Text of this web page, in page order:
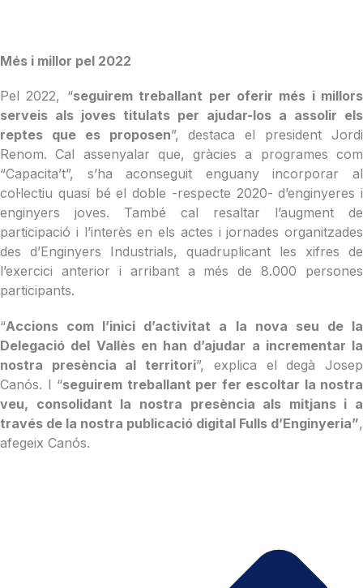
Més i millor pel 2022
Pel 2022, “seguirem treballant per oferir més i millors
serveis als joves titulats per ajudar-los a assolir els
reptes que es proposen”, destaca el president Jordi
Renom. Cal assenyalar que, gràcies a programes com
“Capacita’t”, s’ha aconseguit enguany incorporar al
col·lectiu quasi bé el doble -respecte 2020- d’enginyeres i
enginyers joves. També cal resaltar l’augment de
participació i l’interès en els actes i jornades organitzades
des d’Enginyers Industrials, quadruplicant les xifres de
l’exercici anterior i arribant a més de 8.000 persones
participants.
“Accions com l’inici d’activitat a la nova seu de la
Delegació del Vallès en han d’ajudar a incrementar la
nostra presència al territori”, explica el degà Josep
Canós. I “seguirem treballant per fer escoltar la nostra
veu, consolidant la nostra presència als mitjans i a
través de la nostra publicació digital Fulls d’Enginyeria”,
afegeix Canós.